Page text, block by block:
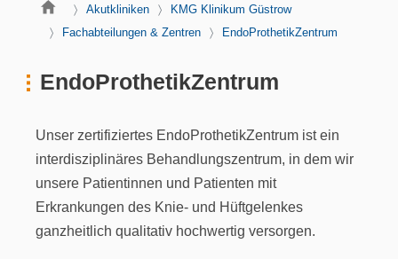
Akutkliniken
KMG Klinikum Güstrow
Fachabteilungen & Zentren
EndoProthetikZentrum
EndoProthetikZentrum
Unser zertifiziertes EndoProthetikZentrum ist ein
interdisziplinäres Behandlungszentrum, in dem wir
unsere Patientinnen und Patienten mit
Erkrankungen des Knie- und Hüftgelenkes
ganzheitlich qualitativ hochwertig versorgen.